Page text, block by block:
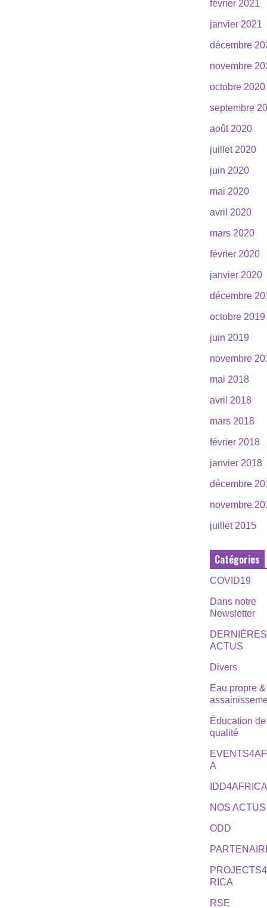
février 2021
janvier 2021
décembre
novembre
octobre 2020
septembre
août 2020
juillet 2020
juin 2020
mai 2020
avril 2020
mars 2020
février 2020
janvier 2020
décembre
octobre 2019
juin 2019
novembre
mai 2018
avril 2018
mars 2018
février 2018
janvier 2018
décembre
novembre
juillet 2015
Catégories
COVID19
Dans notre
Newsletter
DERNIÈRES
ACTUS
Divers
Eau propre &
Éducation de
qualité
A
NOS ACTUS
ODD
RICA
RSE